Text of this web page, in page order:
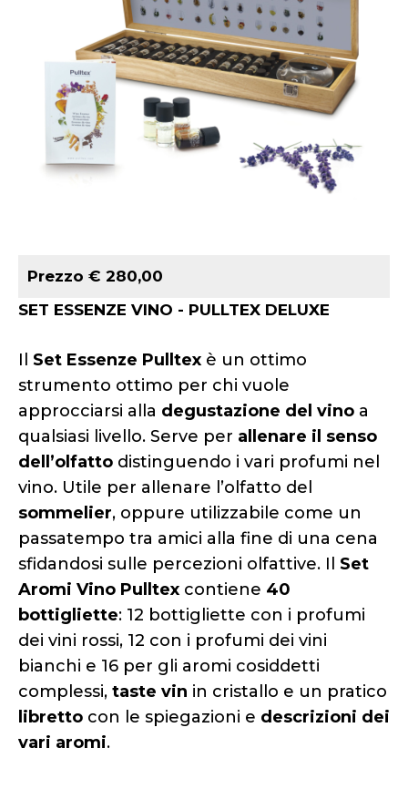
Prezzo € 280,00
SET ESSENZE VINO - PULLTEX DELUXE
Il Set Essenze Pulltex è un ottimo
strumento ottimo per chi vuole
approcciarsi alla degustazione del vino a
qualsiasi livello. Serve per allenare il senso
dell’olfatto distinguendo i vari profumi nel
vino. Utile per allenare l’olfatto del
sommelier, oppure utilizzabile come un
passatempo tra amici alla fine di una cena
sfidandosi sulle percezioni olfattive. Il Set
Aromi Vino Pulltex contiene 40
bottigliette: 12 bottigliette con i profumi
dei vini rossi, 12 con i profumi dei vini
bianchi e 16 per gli aromi cosiddetti
complessi, taste vin in cristallo e un pratico
libretto con le spiegazioni e descrizioni dei
vari aromi.